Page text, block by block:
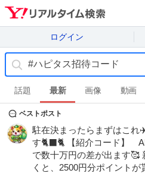
ログイン
話題 最新 画像 動画
ベストポスト
駐在決まったらまずはこ
す🐈‍⬛🐈 【紹介コード】
で数十万円の差が出ます🥰
くと、2500円分ポイントが